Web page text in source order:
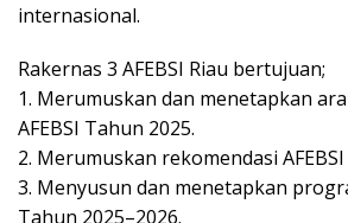
internasional.
Rakernas 3 AFEBSI Riau bertujuan;
1. Merumuskan dan menetapkan
AFEBSI Tahun 2025.
2. Merumuskan rekomendasi
3. Menyusun dan menetapkan
Tahun 2025–2026.